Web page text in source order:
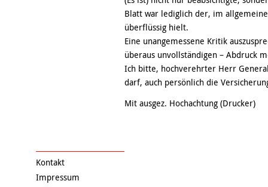
Blatt war lediglich der, im
überflüssig hielt.
Eine unangemessene Kritik
überaus unvollständigen – Abdruck
Ich bitte, hochverehrter Herr
darf, auch persönlich die
Mit ausgez. Hochachtung (Drucker)
Kontakt
Impressum